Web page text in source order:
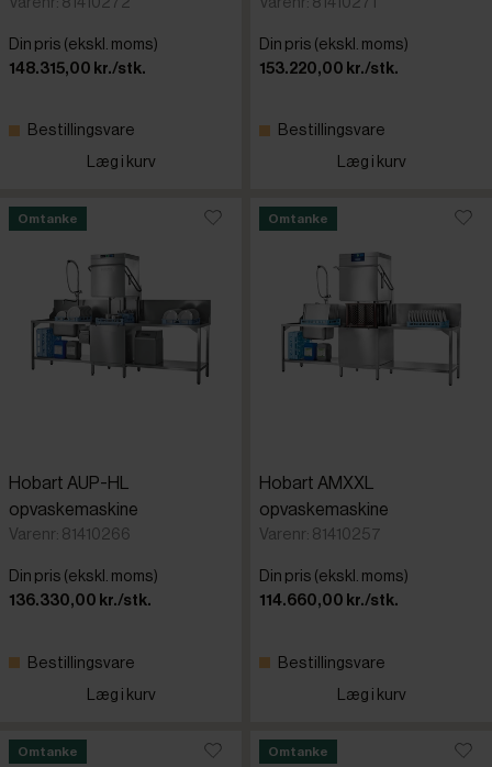
Din pris (ekskl. moms)
148.315,00 kr./stk.
Bestillingsvare
Læg i kurv
Din pris (ekskl. moms)
153.220,00 kr./stk.
Bestillingsvare
Læg i kurv
Omtanke
Hobart AUP-HL
opvaskemaskine
Varenr: 81410266
Din pris (ekskl. moms)
136.330,00 kr./stk.
Bestillingsvare
Læg i kurv
Omtanke
Hobart AMXXL
opvaskemaskine
Varenr: 81410257
Din pris (ekskl. moms)
114.660,00 kr./stk.
Bestillingsvare
Læg i kurv
Omtanke Omtanke